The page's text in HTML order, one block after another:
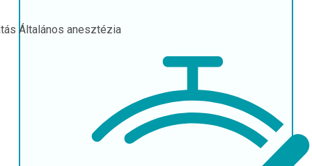
Általános anesztézia